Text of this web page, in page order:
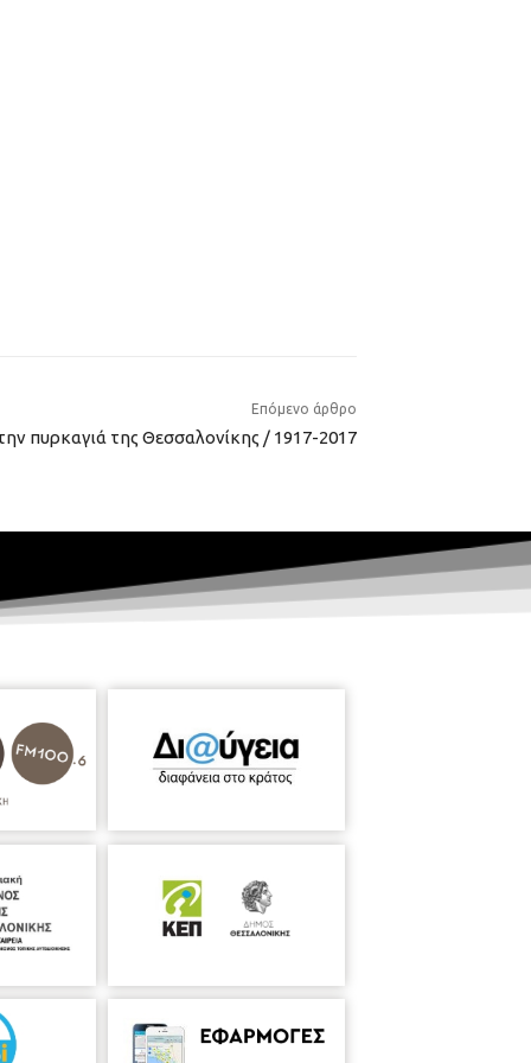
Επόμενο άρθρο
πυρκαγιά της Θεσσαλονίκης / 1917-2017